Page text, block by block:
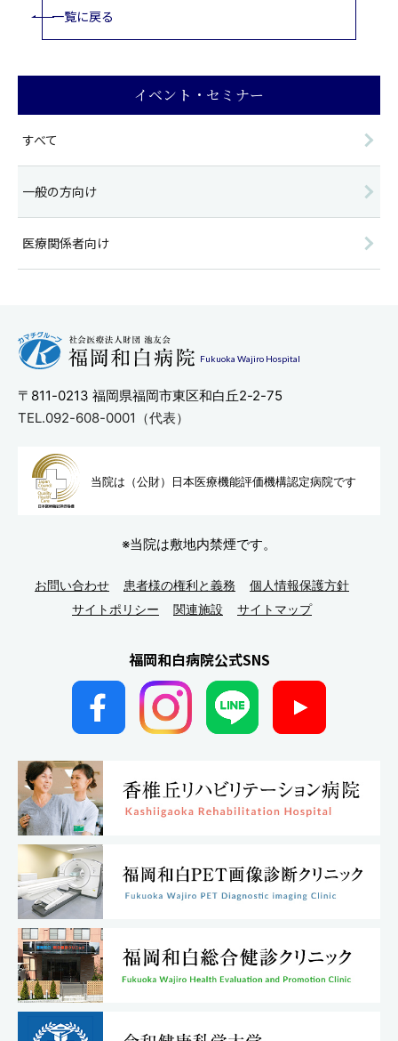
一覧に戻る
イベント・セミナー
すべて
一般の方向け
医療関係者向け
Fukuoka Wajiro Hospital
〒811-0213 福岡県福岡市東区和白丘2-2-75
TEL.092-608-0001（代表）
当院は（公財）日本医療機能評価機構認定病院です
※当院は敷地内禁煙です。
お問い合わせ 患者様の権利と義務
個人情報保護方針
サイトポリシー
関連施設 サイトマップ
福岡和白病院公式SNS